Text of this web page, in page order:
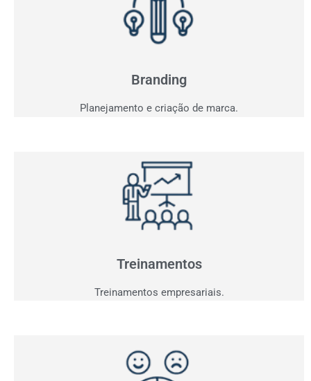
Branding
Planejamento e criação de marca.
Sua marca fala com seu consumidor? Entendemos o
Treinamentos
Treinamentos empresariais.
Agora que você já tem clientes interessados,